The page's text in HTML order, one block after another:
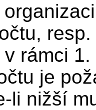
rámci
je
li nižší